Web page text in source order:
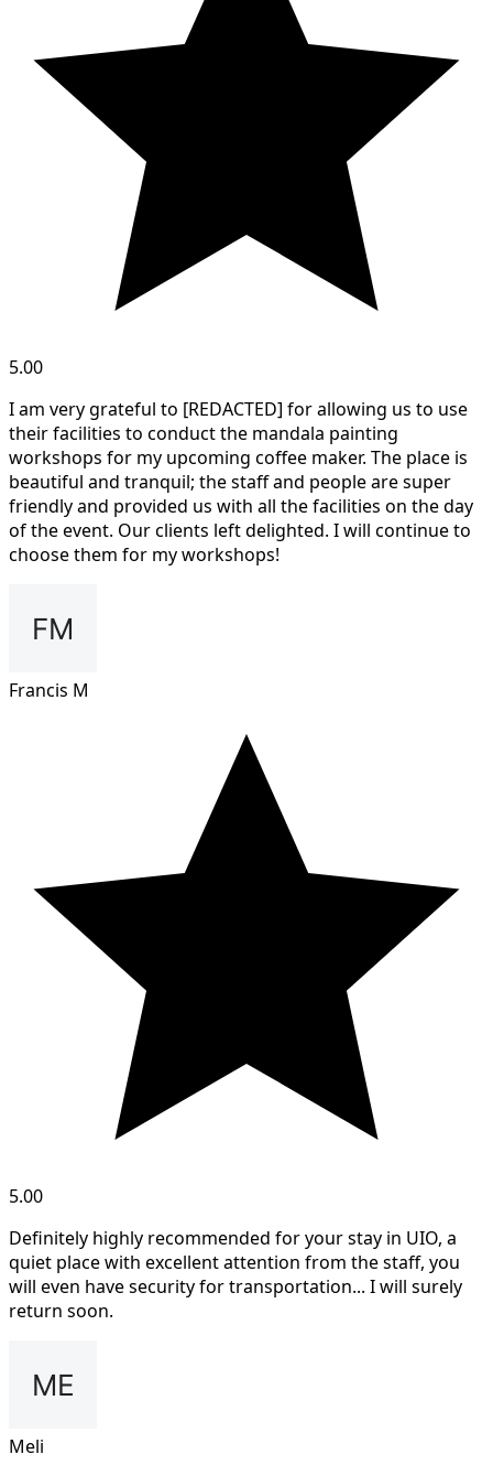
5.00
I am very grateful to [REDACTED] for allowing us to use
their facilities to conduct the mandala painting
workshops for my upcoming coffee maker. The place is
beautiful and tranquil; the staff and people are super
friendly and provided us with all the facilities on the day
of the event. Our clients left delighted. I will continue to
choose them for my workshops!
Francis M
5.00
Definitely highly recommended for your stay in UIO, a
quiet place with excellent attention from the staff, you
will even have security for transportation... I will surely
return soon.
Meli